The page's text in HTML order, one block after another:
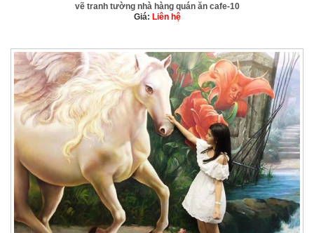
vẽ tranh tường nhà hàng quán ăn cafe-10
Giá: Liên hệ